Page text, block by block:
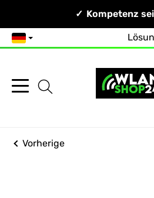
Persönlich & Erreichbar!
Kompetenz
Deutsch
Vorherige